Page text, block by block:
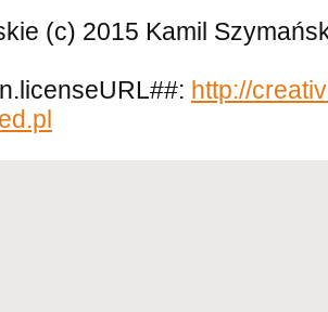
(c) 2015 Kamil
http://